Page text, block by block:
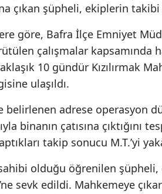
çıkan şüpheli, ekiplerin takibi
göre, Bafra İlçe Emniyet
çalışmalar kapsamında
10 gündür Kızılırmak
ulaşıldı.
belirlenen adrese operasyon
binanın çatısına
takip sonucu M.T.’yi
olduğu öğrenilen
sevk edildi. Mahkemeye